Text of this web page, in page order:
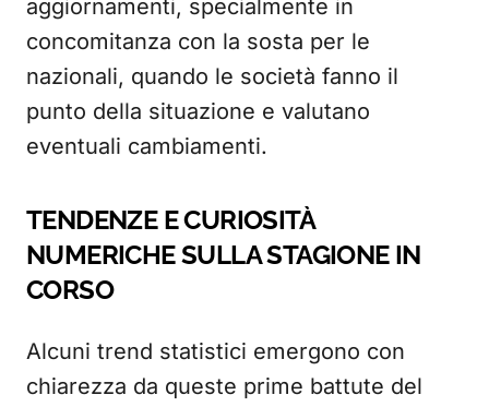
aggiornamenti, specialmente in
concomitanza con la sosta per le
nazionali, quando le società fanno il
punto della situazione e valutano
eventuali cambiamenti.
TENDENZE E CURIOSITÀ
NUMERICHE SULLA STAGIONE IN
CORSO
Alcuni trend statistici emergono con
chiarezza da queste prime battute del